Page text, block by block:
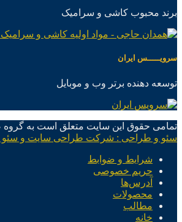
برند محبوب کاشی و سرامیک
سرویـــــس ایران
توسعه دهنده برتر وب و موبایل
تمامی حقوق این سایت متعلق است به
سئو و طراحی : شرکت طراحی سایت و سئو
شرایط و ضوابط
حریم خصوصی
آدرس‌ها
محصولات
مطالب
خانه